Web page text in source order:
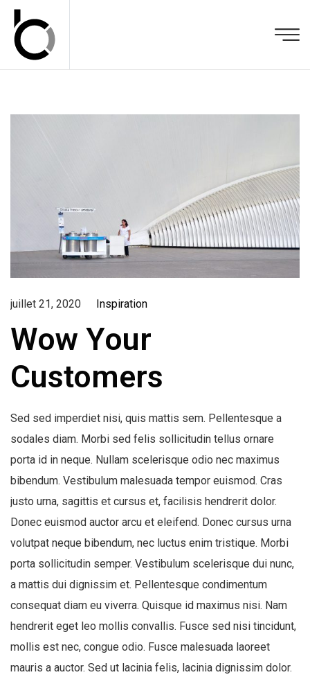
juillet 21, 2020 Inspiration
Wow Your
Customers
Sed sed imperdiet nisi, quis mattis sem. Pellentesque a
sodales diam. Morbi sed felis sollicitudin tellus ornare
porta id in neque. Nullam scelerisque odio nec maximus
bibendum. Vestibulum malesuada tempor euismod. Cras
justo urna, sagittis et cursus et, facilisis hendrerit dolor.
Donec euismod auctor arcu et eleifend. Donec cursus urna
volutpat neque bibendum, nec luctus enim tristique. Morbi
porta sollicitudin semper. Vestibulum scelerisque dui nunc,
a mattis dui dignissim et. Pellentesque condimentum
consequat diam eu viverra. Quisque id maximus nisi. Nam
hendrerit eget leo mollis convallis. Fusce sed nisi tincidunt,
mollis est nec, congue odio. Fusce malesuada laoreet
mauris a auctor. Sed ut lacinia felis, lacinia dignissim dolor.